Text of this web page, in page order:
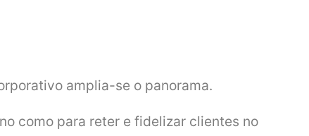
amplia-se o panorama.
como para reter e fidelizar clientes no